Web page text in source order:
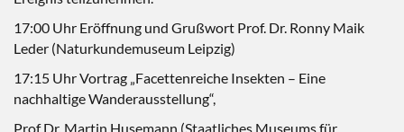
17:00 Uhr Eröffnung und Grußwort Prof. Dr. Ronny Maik
Leder (Naturkundemuseum Leipzig)
17:15 Uhr Vortrag „Facettenreiche Insekten – Eine
nachhaltige Wanderausstellung“,
Prof Dr. Martin Husemann (Staatliches Museums für